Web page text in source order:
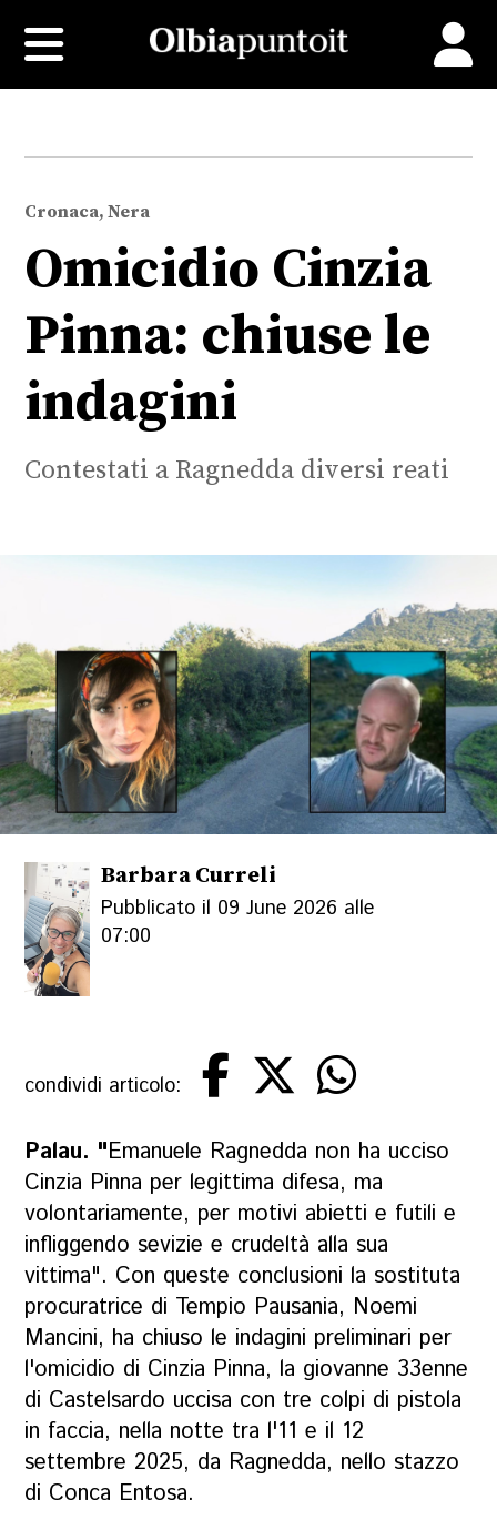
Cronaca, Nera
Omicidio Cinzia
Pinna: chiuse le
indagini
Contestati a Ragnedda diversi reati
Barbara Curreli
Pubblicato il 09 June 2026 alle
07:00
condividi articolo:
Palau. "Emanuele Ragnedda non ha ucciso
Cinzia Pinna per legittima difesa, ma
volontariamente, per motivi abietti e futili e
infliggendo sevizie e crudeltà alla sua
vittima". Con queste conclusioni la sostituta
procuratrice di Tempio Pausania, Noemi
Mancini, ha chiuso le indagini preliminari per
l'omicidio di Cinzia Pinna, la giovanne 33enne
di Castelsardo uccisa con tre colpi di pistola
in faccia, nella notte tra l'11 e il 12
settembre 2025, da Ragnedda, nello stazzo
di Conca Entosa.